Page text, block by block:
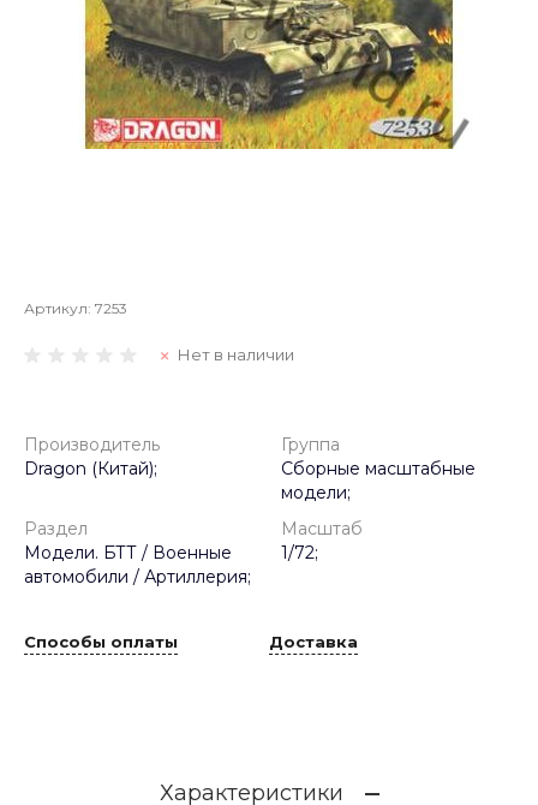
Артикул: 7253
Нет в наличии
Производитель
Dragon (Китай);
Группа
Сборные масштабные
модели;
Раздел
Модели. БТТ / Военные
автомобили / Артиллерия;
Масштаб
1/72;
Способы оплаты Доставка
Характеристики